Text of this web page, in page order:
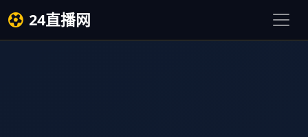
24直播网